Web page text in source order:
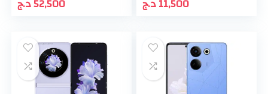
52,500د.ج 11,500د.ج